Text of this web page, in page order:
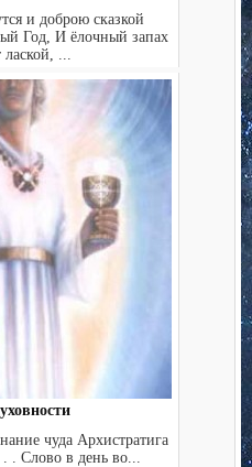
и доброю сказкой
Год, И ёлочный запах
лаской, ...
чуда Архистратига
Слово в день во...